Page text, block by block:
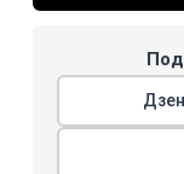
Дзен